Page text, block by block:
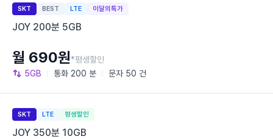
SKT BEST LTE 이달의특가
JOY 200분 5GB
5GB 통화 200 분 문자 50 건
월 690원*평생할인
SKT LTE 평생할인
JOY 350분 10GB